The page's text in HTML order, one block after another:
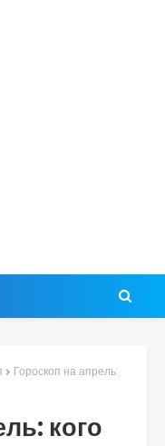
Гороскоп на апрель:
кого